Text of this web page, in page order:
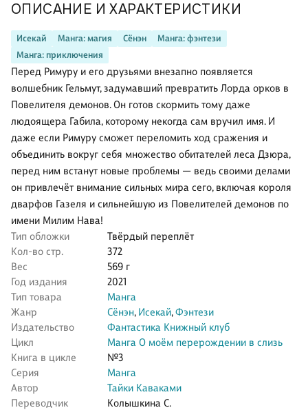
ОПИСАНИЕ И ХАРАКТЕРИСТИКИ
Исекай Манга: магия Сёнэн
Манга: фэнтези
Манга: приключения
Перед Римуру и его друзьями внезапно появляется
волшебник Гельмут, задумавший превратить Лорда орков в
Повелителя демонов. Он готов скормить тому даже
людоящера Габила, которому некогда сам вручил имя. И
даже если Римуру сможет переломить ход сражения и
объединить вокруг себя множество обитателей леса Дзюра,
перед ним встанут новые проблемы — ведь своими делами
он привлечёт внимание сильных мира сего, включая короля
дварфов Газеля и сильнейшую из Повелителей демонов по
имени Милим Нава!
Тип обложки
Твёрдый переплёт
Кол-во стр.
372
Вес
569 г
Год издания
2021
Тип товара
Манга
Жанр
Сёнэн, Исекай,Фэнтези
Издательство
Фантастика Книжный клуб
Цикл
Манга О моём перерождении в слизь
Книга в цикле
№3
Серия
Манга
Автор
Тайки Каваками
Переводчик
Колышкина С.